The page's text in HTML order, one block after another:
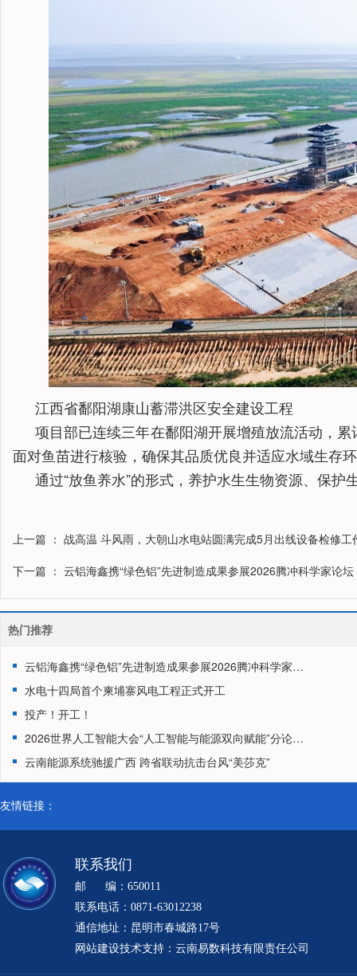
江西省鄱阳湖康山蓄滞洪区安全建设工程
项目部已连续三年在鄱阳湖开展增殖放流活动，
面对鱼苗进行核验，确保其品质优良并适应水域生存
通过“放鱼养水”的形式，养护水生生物资源、保
上一篇 ： 战高温 斗风雨，大朝山水电站圆满完成5月出线设备检修工
下一篇 ： 云铝海鑫携“绿色铝”先进制造成果参展2026腾冲科学家论坛
热门推荐
云铝海鑫携“绿色铝”先进制造成果参展2026腾冲科学家论坛
水电十四局首个柬埔寨风电工程正式开工
投产！开工！
2026世界人工智能大会“人工智能与能源双向赋能”分论坛在沪举办
云南能源系统驰援广西 跨省联动抗击台风“美莎克”
友情链接：
联系我们
邮 编：650011
联系电话：0871-63012238
通信地址：昆明市春城路17号
网站建设技术支持：云南易数科技有限责任公司